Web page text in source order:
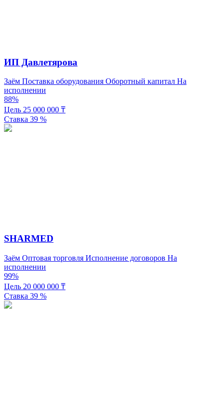
ИП Давлетярова
Заём Поставка оборудования Оборотный капитал На
исполнении
88%
Цель 25 000 000 ₸
Ставка 39 %
SHARMED
Заём Оптовая торговля Исполнение договоров На
исполнении
99%
Цель 20 000 000 ₸
Ставка 39 %